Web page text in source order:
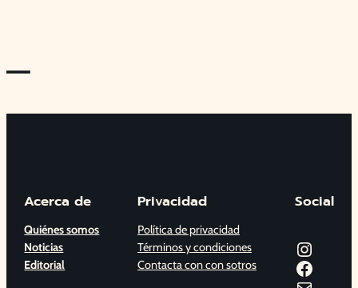
—
Acerca de
Quiénes somos
Noticias
Editorial
Privacidad
Política de privacidad
Términos y condiciones
Contacta con con sotros
Social
Instagram
Facebook